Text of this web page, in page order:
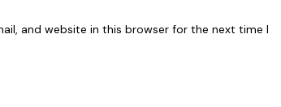
and website in this browser for the next time I